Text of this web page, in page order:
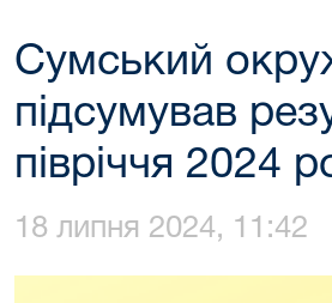
Сумський
підсумував
півріччя 2024
18 липня 2024, 11:42